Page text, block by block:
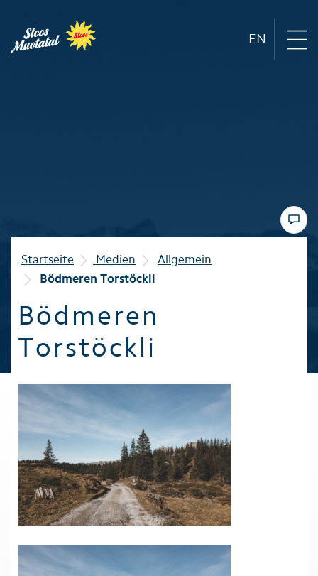
EN
Winter
Familie
Startseite Medien
Allgemein
Bödmeren Torstöckli
Bödmeren
Torstöckli